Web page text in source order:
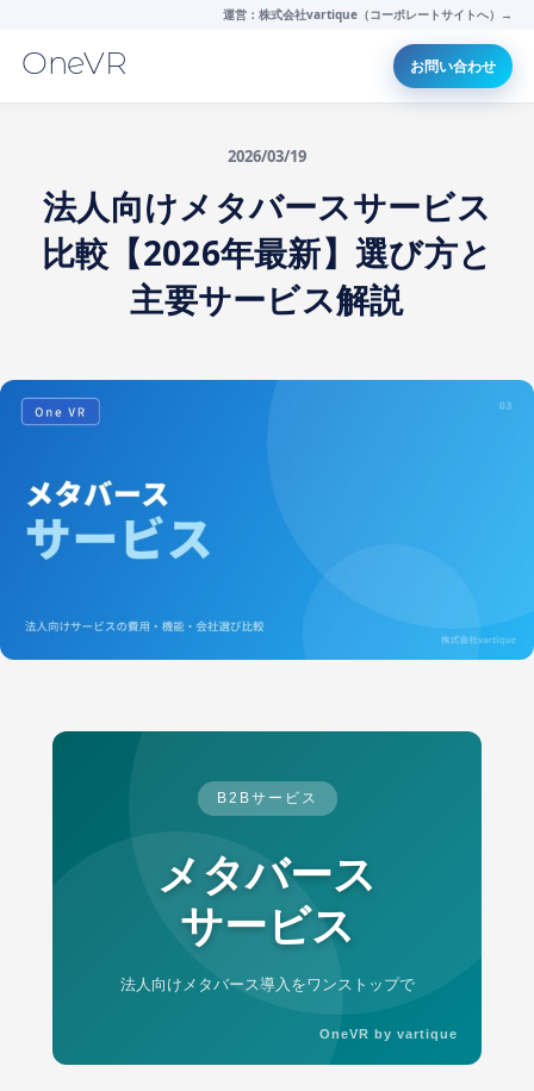
運営：株式会社vartique（コーポレートサイトへ）→
OneVR お問い合わせ
2026/03/19
法人向けメタバースサービス
比較【2026年最新】選び方と
主要サービス解説
B2Bサービス
メタバース
サービス
法人向けメタバース導入をワンストップで
OneVR by vartique